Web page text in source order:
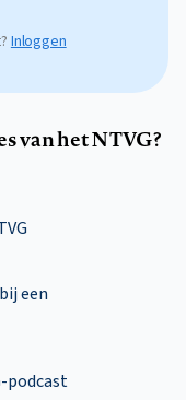
Inloggen
van het NTVG?
een
podcast